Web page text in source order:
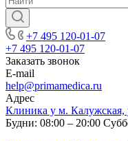
+7 495 120-01-07
+7 495 120-01-07
Заказать звонок
E-mail
help@primamedica.ru
Адрес
Клиника у м. Калужская,
Будни: 08:00 – 20:00